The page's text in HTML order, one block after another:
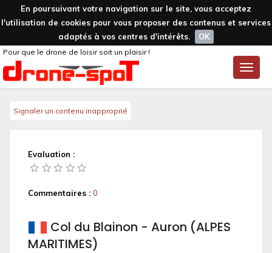
En poursuivant votre navigation sur le site, vous acceptez
l'utilisation de cookies pour vous proposer des contenus et services
adaptés à vos centres d'intérêts.
OK
Toggle
Pour que le drone de loisir soit un plaisir !
Signaler un contenu inapproprié
Evaluation :
Commentaires : 0
Col du Blainon - Auron (ALPES
MARITIMES)